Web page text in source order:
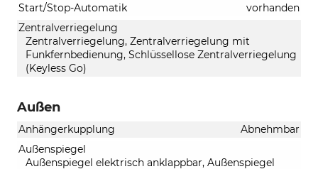
Start/Stop-Automatik
vorhanden
Zentralverriegelung
Zentralverriegelung, Zentralverriegelung mit
Funkfernbedienung, Schlüssellose Zentralverriegelung
(Keyless Go)
Außen
Anhängerkupplung
Abnehmbar
Außenspiegel
Außenspiegel elektrisch anklappbar, Außenspiegel